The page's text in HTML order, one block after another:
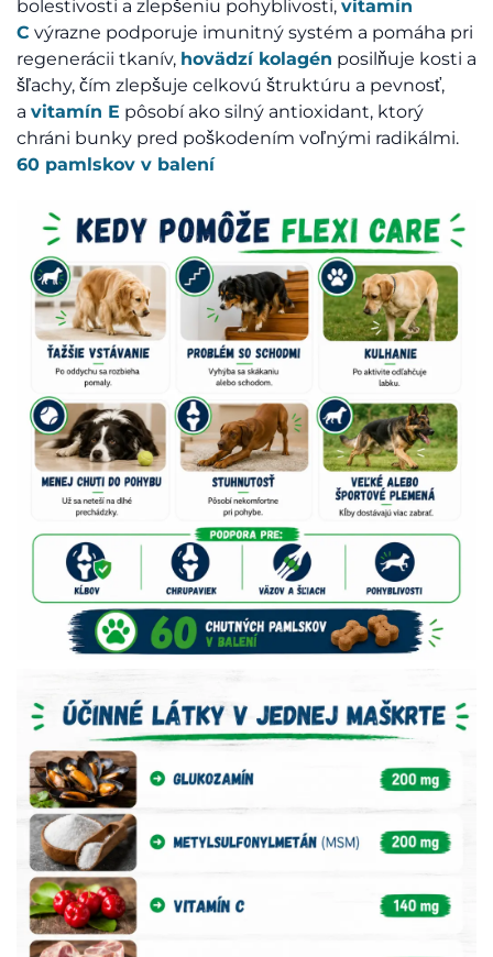
bolestivosti a zlepšeniu pohyblivosti, vitamín
C výrazne podporuje imunitný systém a pomáha pri
regenerácii tkanív, hovädzí kolagén posilňuje kosti a
šľachy, čím zlepšuje celkovú štruktúru a pevnosť,
a vitamín E pôsobí ako silný antioxidant, ktorý
chráni bunky pred poškodením voľnými radikálmi.
60 pamlskov v balení